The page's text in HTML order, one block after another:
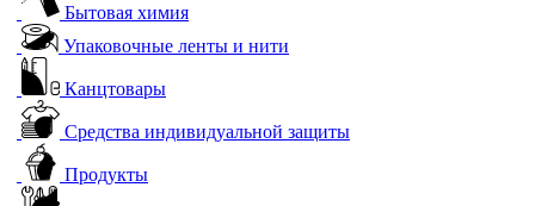
Бытовая химия
Упаковочные ленты и нити
Канцтовары
Средства индивидуальной защиты
Продукты